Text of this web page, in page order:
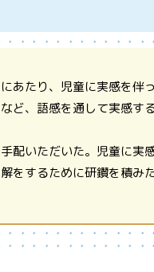
たり、児童に実感を伴
ど、語感を通して実感す
いただいた。児童に実
をするために研鑽を積み